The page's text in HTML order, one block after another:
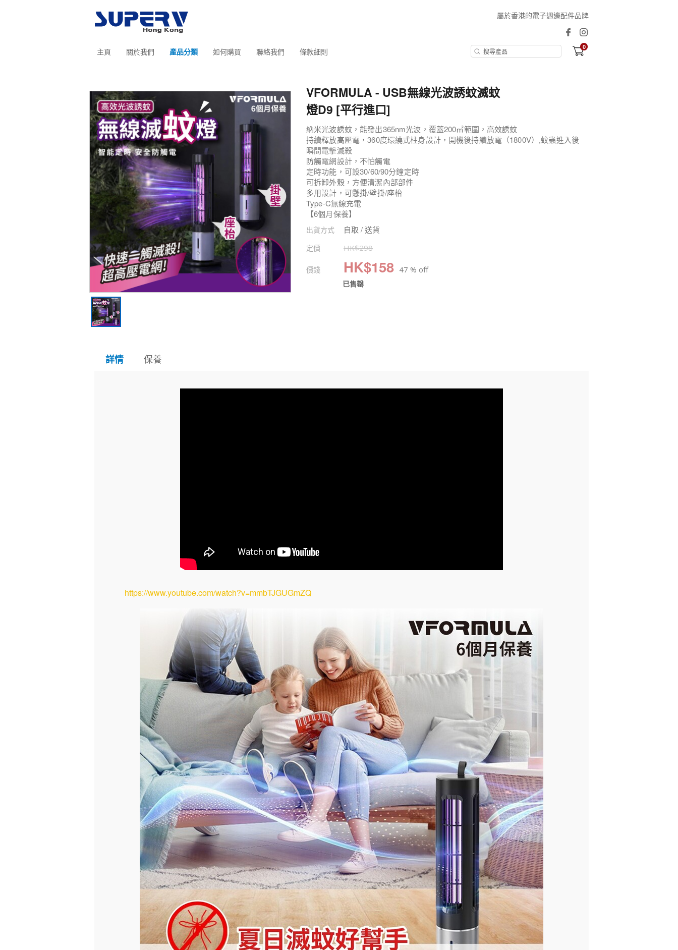
屬於香港的電子週邊配件品牌
主頁 關於我們 產品分類 如何購買 聯絡我們 條款細則 0
VFORMULA - USB無線光波誘蚊滅蚊
燈D9 [平行進口]
納米光波誘蚊，能發出365nm光波，覆蓋200㎡範圍，高效誘蚊
持續釋放高壓電，360度環繞式柱身設計，開機後持續放電（1800V）,蚊蟲進入後
瞬間電擊滅殺
防觸電網設計，不怕觸電
定時功能，可設30/60/90分鐘定時
可拆卸外殼，方便清潔內部部件
多用設計，可懸掛/壁掛/座枱
Type-C無線充電
【6個月保養】
出貨方式 自取 / 送貨
定價 HK$298
價錢 HK$158 47 % off
已售罄
詳情 保養
https://www.youtube.com/watch?v=mmbTJGUGmZQ